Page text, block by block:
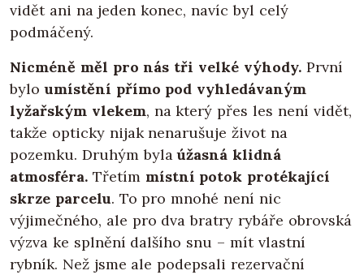
vidět ani na jeden konec, navíc byl celý
podmáčený.
Nicméně měl pro nás tři velké výhody.První
byloumístění přímo pod vyhledávaným
lyžařským vlekem, na který přes les není vidět,
takže opticky nijak nenarušuje život na
pozemku. Druhým bylaúžasná klidná
atmosféra. Třetím místní potok protékající
skrze parcelu. To pro mnohé není nic
výjimečného, ale pro dva bratry rybáře obrovská
výzva ke splnění dalšího snu – mít vlastní
rybník. Než jsme ale podepsali rezervační